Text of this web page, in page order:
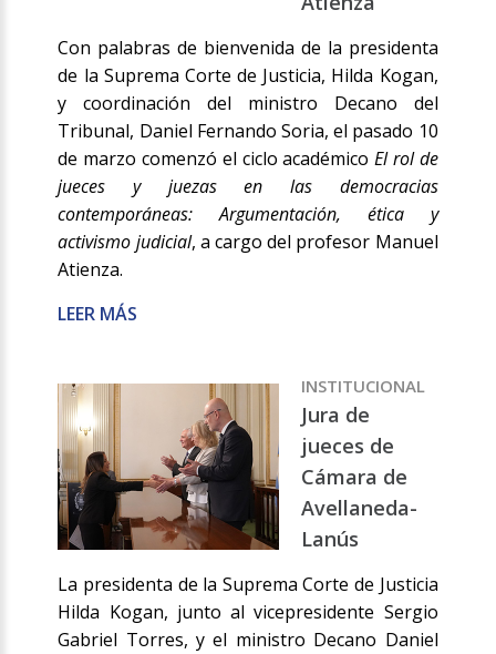
Con palabras de bienvenida de la presidenta
de la Suprema Corte de Justicia, Hilda Kogan,
y coordinación del ministro Decano del
Tribunal, Daniel Fernando Soria, el pasado 10
de marzo comenzó el ciclo académicoEl rol de
jueces y juezas en las democracias
contemporáneas: Argumentación, ética y
activismo judicial, a cargo del profesor Manuel
Atienza.
LEER MÁS
INSTITUCIONAL
Jura de
jueces de
Cámara de
Avellaneda-
Lanús
La presidenta de la Suprema Corte de Justicia
Hilda Kogan, junto al vicepresidente Sergio
Gabriel Torres, y el ministro Decano Daniel